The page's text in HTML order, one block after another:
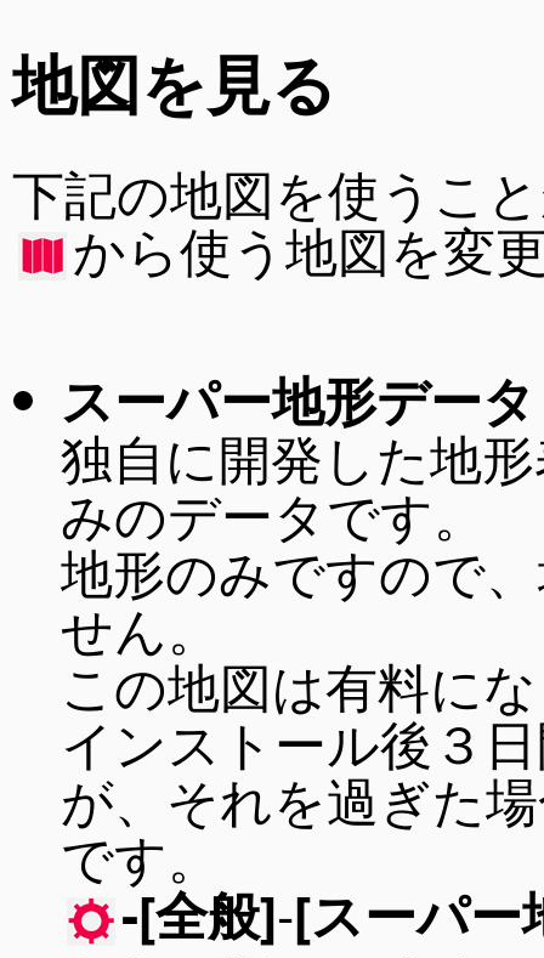
地図を見る
下記の地図を使うこ
から使う地図を変
スーパー地形データ
独自に開発した地
みのデータです。
地形のみですので
せん。
この地図は有料に
インストール後３
が、それを過ぎた
です。
-[全般]-[スーパー